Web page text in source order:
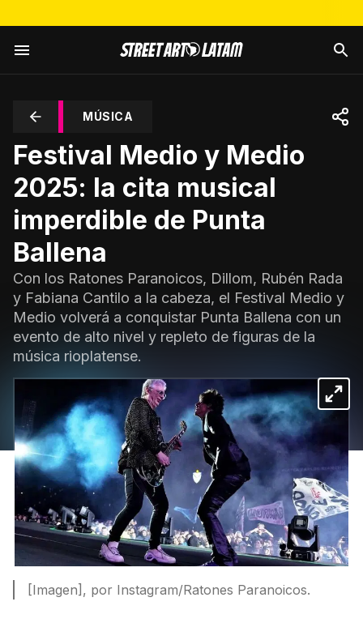
MÚSICA
Festival Medio y Medio
2025: la cita musical
imperdible de Punta
Ballena
Con los Ratones Paranoicos, Dillom, Rubén Rada
y Fabiana Cantilo a la cabeza, el Festival Medio y
Medio volverá a conquistar Punta Ballena con un
evento de alto nivel y repleto de figuras de la
música rioplatense.
[Imagen], por Instagram/Ratones Paranoicos.